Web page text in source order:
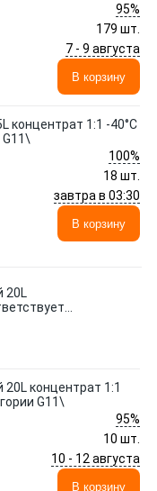
95%
179 шт.
7 - 9 августа
В корзину
концентрат 1:1 -40°C
G11\
100%
18 шт.
завтра в 03:30
В корзину
20L
концентрат 1:1
G11\
95%
10 шт.
10 - 12 августа
В корзину